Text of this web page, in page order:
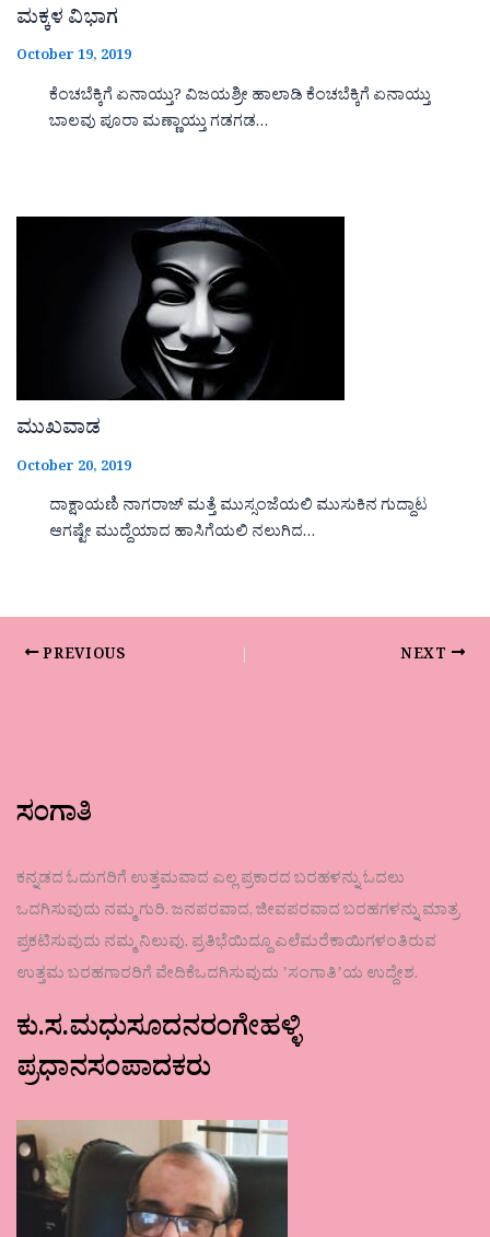
ಮಕ್ಕಳ ವಿಭಾಗ
October 19, 2019
ಕೆಂಚಬೆಕ್ಕಿಗೆ ಏನಾಯ್ತು? ವಿಜಯಶ್ರೀ ಹಾಲಾಡಿ ಕೆಂಚಬೆಕ್ಕಿಗೆ ಏನಾಯ್ತು
ಬಾಲವು ಪೂರಾ ಮಣ್ಣಾಯ್ತು ಗಡಗಡ…
ಮುಖವಾಡ
October 20, 2019
ದಾಕ್ಷಾಯಣಿ ನಾಗರಾಜ್ ಮತ್ತೆ ಮುಸ್ಸಂಜೆಯಲಿ ಮುಸುಕಿನ ಗುದ್ದಾಟ
ಆಗಷ್ಟೇ ಮುದ್ದೆಯಾದ ಹಾಸಿಗೆಯಲಿ ನಲುಗಿದ…
PREVIOUS NEXT
ಸಂಗಾತಿ
ಕನ್ನಡದ ಓದುಗರಿಗೆ ಉತ್ತಮವಾದ ಎಲ್ಲ ಪ್ರಕಾರದ ಬರಹಳನ್ನು ಓದಲು
ಒದಗಿಸುವುದು ನಮ್ಮ ಗುರಿ. ಜನಪರವಾದ, ಜೀವಪರವಾದ ಬರಹಗಳನ್ನು ಮಾತ್ರ
ಪ್ರಕಟಿಸುವುದು ನಮ್ಮ ನಿಲುವು. ಪ್ರತಿಭೆಯಿದ್ದೂ ಎಲೆಮರೆಕಾಯಿಗಳಂತಿರುವ
ಉತ್ತಮ ಬರಹಗಾರರಿಗೆ ವೇದಿಕೆಒದಗಿಸುವುದು ʼಸಂಗಾತಿʼಯ ಉದ್ದೇಶ.
ಕು.ಸ.ಮಧುಸೂದನರಂಗೇಹಳ್ಳಿ
ಪ್ರಧಾನಸಂಪಾದಕರು